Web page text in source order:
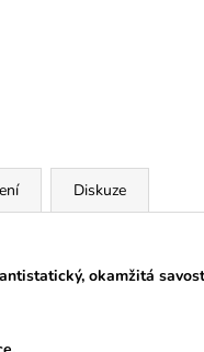
Diskuze
okamžitá